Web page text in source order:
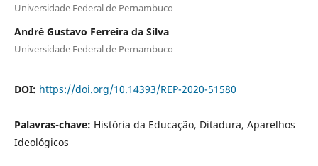
Universidade Federal de Pernambuco
André Gustavo Ferreira da Silva
Universidade Federal de Pernambuco
DOI: https://doi.org/10.14393/REP-2020-51580
Palavras-chave: História da Educação, Ditadura, Aparelhos
Ideológicos